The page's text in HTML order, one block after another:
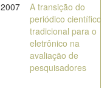
2007
A transição do
periódico científico
tradicional para o
eletrônico na
avaliação de
pesquisadores